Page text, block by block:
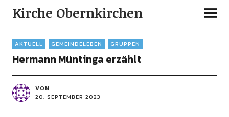
Kirche Obernkirchen
AKTUELL GEMEINDELEBEN GRUPPEN
Hermann Müntinga erzählt
VON
20. SEPTEMBER 2023